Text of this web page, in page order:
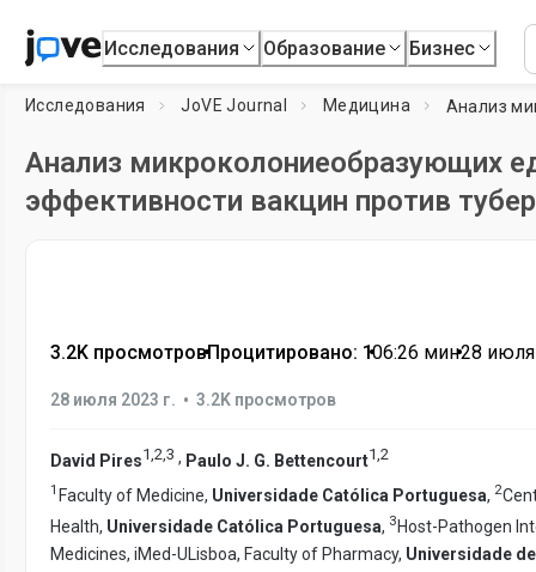
Исследования Образование Бизнес
Исследования JoVE Journal Медицина
Анализ микроколониеобразующих
эффективности вакцин против
3.2K просмотров•Процитировано: 1•06:26 мин•28 июля
28 июля 2023 г. • 3.2K просмотров
David Pires1,2,3 , Paulo J. G. Bettencourt1,2
1 Faculty of Medicine, Universidade Católica Portuguesa, 2
Health, Universidade Católica Portuguesa, 3 Host-Pathogen
Medicines, iMed-ULisboa, Faculty of Pharmacy, Universidade